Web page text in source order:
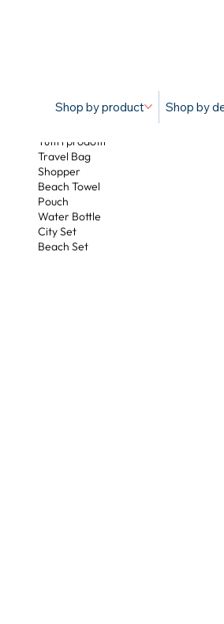
Shop by product Shop by
Tutti i prodotti
Travel Bag
Shopper
Beach Towel
Pouch
Water Bottle
City Set
Beach Set